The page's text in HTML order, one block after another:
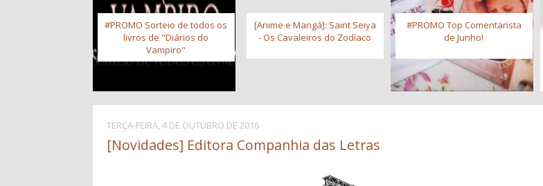
#PROMO Sorteio de todos os
livros de "Diários do
Vampiro"
[Anime e Mangá]: Saint Seiya
- Os Cavaleiros do Zodíaco
#PROMO Top Comentarista
de Junho!
TERÇA-FEIRA, 4 DE OUTUBRO DE 2016
[Novidades] Editora Companhia das Letras